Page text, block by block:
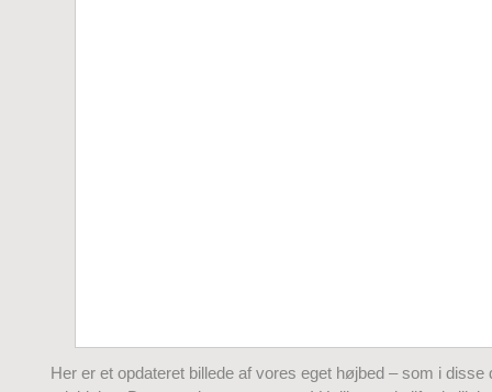
Her er et opdateret billede af vores eget højbed – som i disse